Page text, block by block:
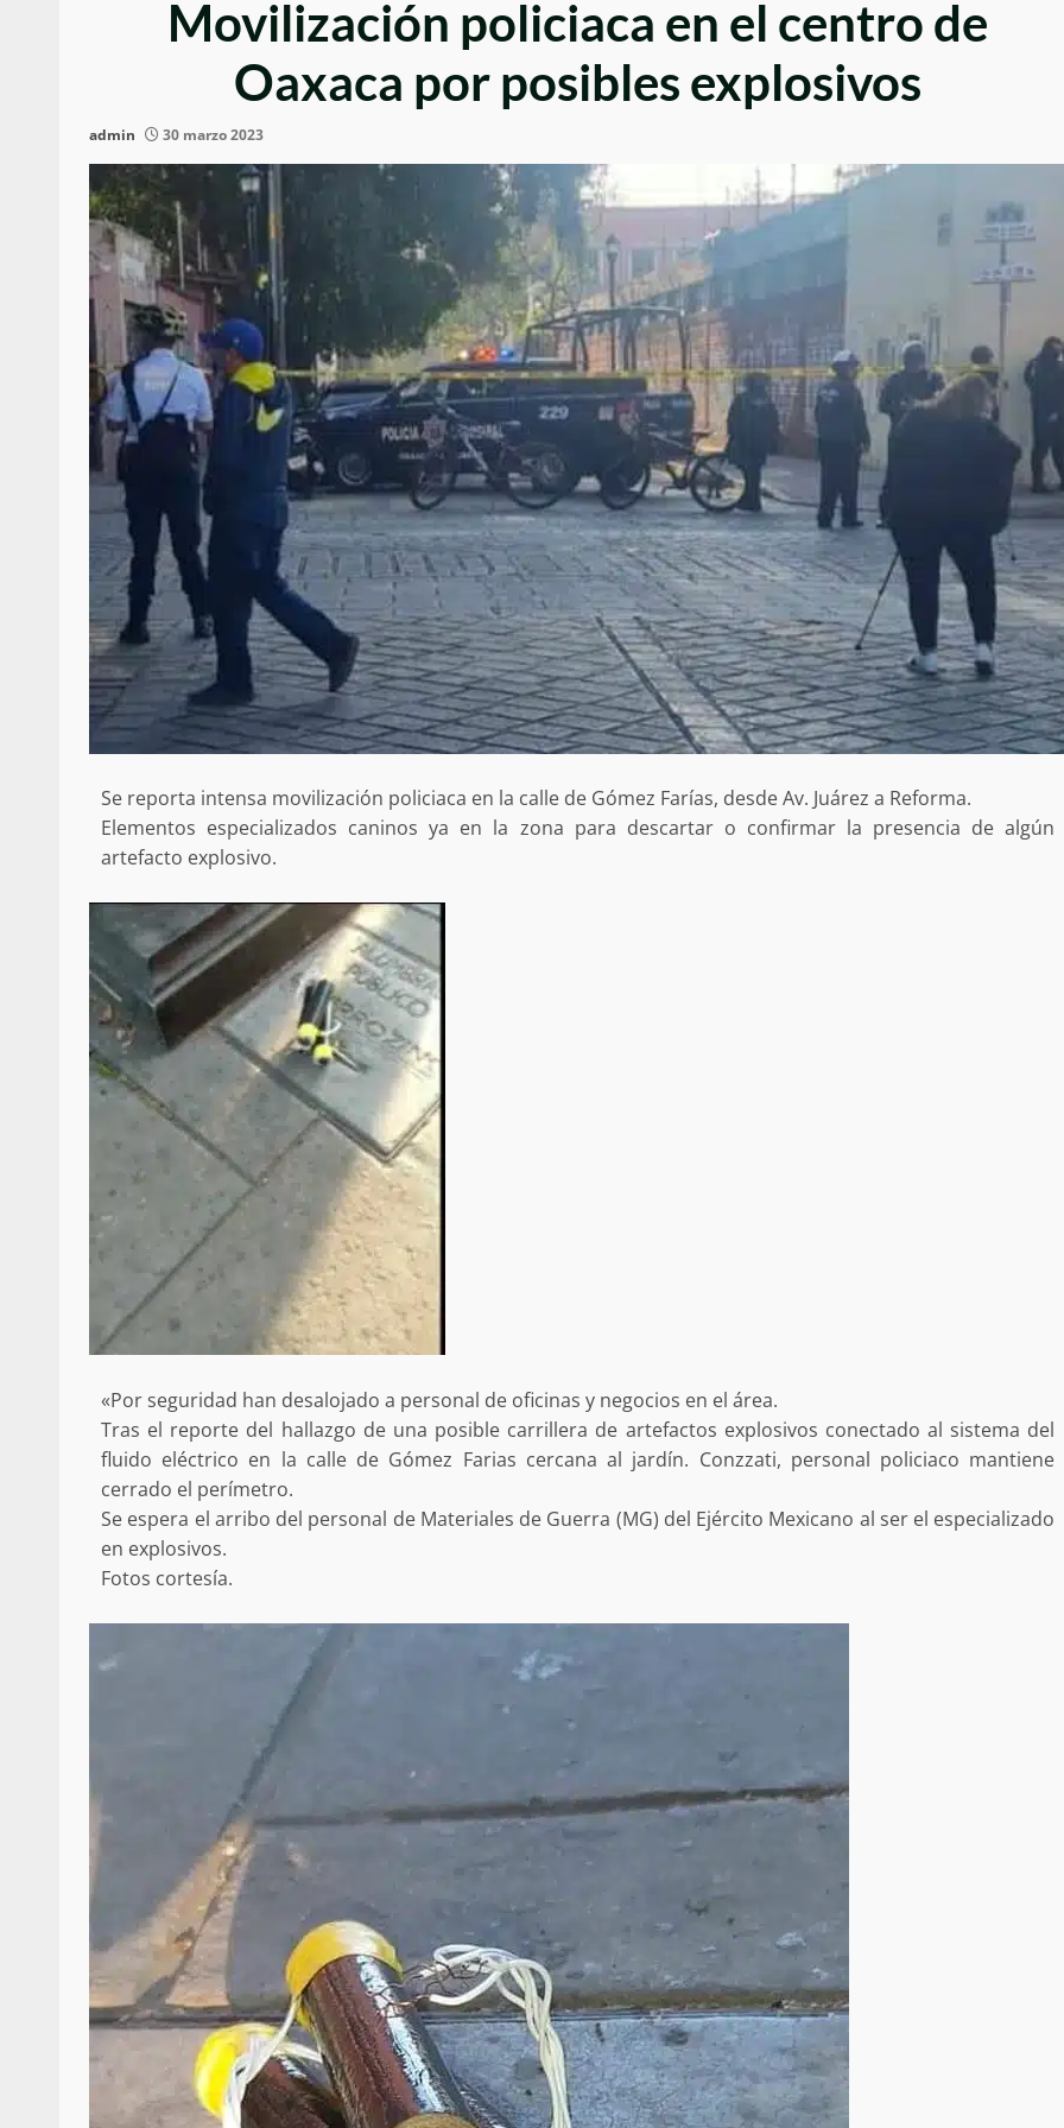
Movilización policiaca en el centro de
Oaxaca por posibles explosivos
admin 30 marzo 2023
Se reporta intensa movilización policiaca en la calle de Gómez Farías, desde Av. Juárez a Reforma.
Elementos especializados caninos ya en la zona para descartar o confirmar la presencia de algún
artefacto explosivo.
«Por seguridad han desalojado a personal de oficinas y negocios en el área.
Tras el reporte del hallazgo de una posible carrillera de artefactos explosivos conectado al sistema del
fluido eléctrico en la calle de Gómez Farias cercana al jardín. Conzzati, personal policiaco mantiene
cerrado el perímetro.
Se espera el arribo del personal de Materiales de Guerra (MG) del Ejército Mexicano al ser el especializado
en explosivos.
Fotos cortesía.
Poder Legislativo otorga medalla “Juana
Catalina Egaña” a cinco mujeres oaxaqueñas
destacadas
10 marzo 2026
Se normaliza la circulación vehicular a la
altura del puente Templadera, San Pedro
Tapanatepec
22 octubre 2024
¡Histórico! Bukele elimina el presupuesto a
los partidos políticos.
presencia institucional en San Juan
Mazatlán
admin
Avanza con orden y tranquilidad el
proceso electoral extraordinario de
Santiago Xanica: Jesús Romero
Despliega Gabinete de Seguridad
operativos aéreos en la Sierra Sur
Detienen a Ernesto Ruffo en Baja
California; FGR lo investiga por